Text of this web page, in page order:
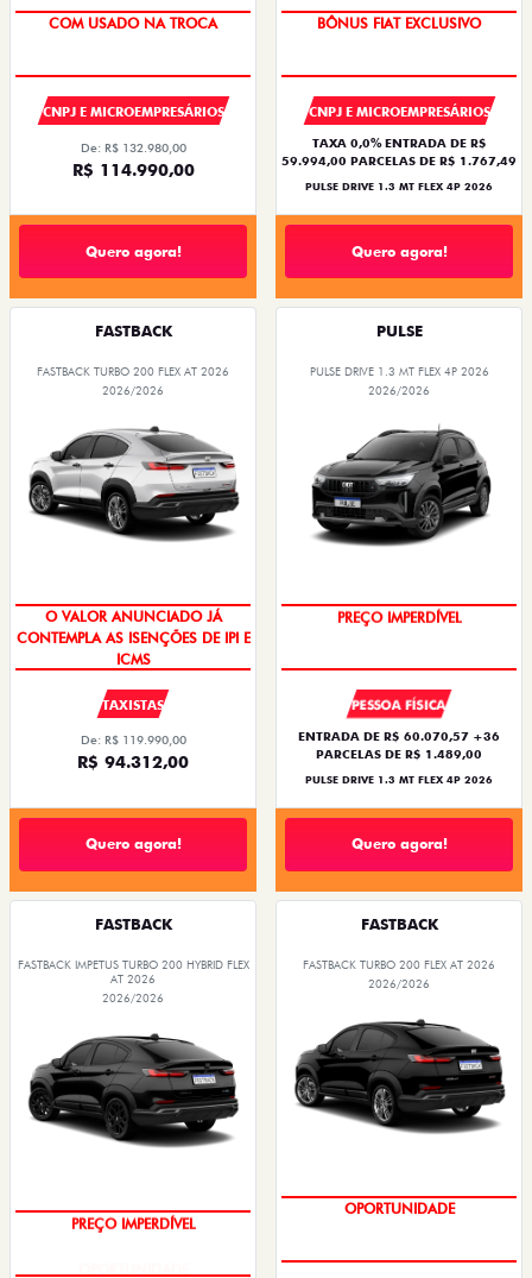
COM USADO NA TROCA
CNPJ E MICROEMPRESÁRIOS
De: R$ 132.980,00
R$ 114.990,00
Quero agora!
BÔNUS FIAT EXCLUSIVO
CNPJ E MICROEMPRESÁRIOS
TAXA 0,0% ENTRADA DE R$
59.994,00 PARCELAS DE R$ 1.767,49
PULSE DRIVE 1.3 MT FLEX 4P 2026
Quero agora!
FASTBACK
FASTBACK TURBO 200 FLEX AT 2026
2026/2026
O VALOR ANUNCIADO JÁ
CONTEMPLA AS ISENÇÕES DE IPI E
ICMS
TAXISTAS
De: R$ 119.990,00
R$ 94.312,00
Quero agora!
PULSE
PULSE DRIVE 1.3 MT FLEX 4P 2026
2026/2026
OPORTUNIDADE
PESSOA FÍSICA
ENTRADA DE R$ 60.070,57 +36
PARCELAS DE R$ 1.489,00
PULSE DRIVE 1.3 MT FLEX 4P 2026
Quero agora!
FASTBACK
FASTBACK IMPETUS TURBO 200 HYBRID FLEX
AT 2026
2026/2026
OPORTUNIDADE
FASTBACK
FASTBACK TURBO 200 FLEX AT 2026
2026/2026
OPORTUNIDADE